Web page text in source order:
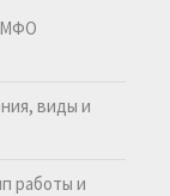
МФО
виды и
работы и